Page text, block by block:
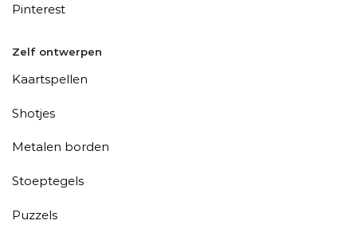
Pinterest
Zelf ontwerpen
Kaartspellen
Shotjes
Metalen borden
Stoeptegels
Puzzels